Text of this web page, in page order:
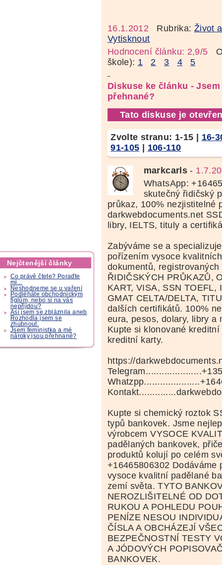
Nejčtenější články
Co právě čtete? Poraďte
mi...
Neshodneme se u vaření
Podléháte obchodnickým
fíglům, nebo si na vás
nepřijdou?
Asi jsem se zbláznila aneb
Rozhodla jsem se
zhubnout.
Jsem feministka a mé
nároky jsou přehnané?
16.1.2012 Rubrika: Život
Vytisknout
Hodnocení článku: 2,9/5
škole): 1 2 3 4 5
Diskuse ke článku -
přehnané?
Tato diskuse je
Zvolte stranu: 1-15 | 16-
91-105 | 106-110
markcarls -
WhatsApp:
skutečný řidičský
průkaz, 100% nezjistitelné
darkwebdocuments.net
libry, IELTS, tituly a
Zabýváme se a
pořízením vysoce
dokumentů, registrovaných
ŘIDIČSKÝCH PRŮKAZŮ,
KART, VISA, SSN TOEFL,
GMAT CELTA/DELTA,
dalších certifikátů. 100%
eura, pesos, dolary, libry a
Kupte si klonované
kreditní karty.
https://
Kupte si chemický roztok
typů bankovek. Jsme
výrobcem VYSOCE
padělaných bankovek,
produktů kolují po celém
+16465806302 Dodáváme
vysoce kvalitní padělané
zemí světa. TYTO
NEROZLIŠITELNÉ OD
RUKOU A POHLEDU
PENÍZE NESOU
ČÍSLA A OBCHÁZEJÍ
BEZPEČNOSTNÍ TESTY
A JÓDOVÝCH
BANKOVEK.